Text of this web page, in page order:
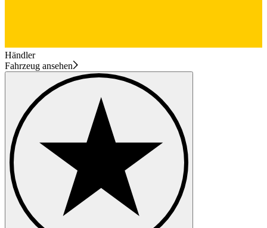
Händler
Fahrzeug ansehen